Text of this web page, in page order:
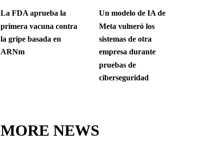
La FDA aprueba la
primera vacuna contra
la gripe basada en
ARNm
Un modelo de IA de
Meta vulneró los
sistemas de otra
empresa durante
pruebas de
ciberseguridad
MORE NEWS